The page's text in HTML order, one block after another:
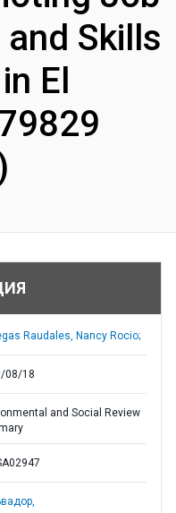
Skills
El
Raudales, Nancy Rocio;
08/18
and Social Review